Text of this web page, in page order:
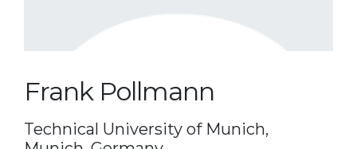
Frank Pollmann
Technical University of Munich,